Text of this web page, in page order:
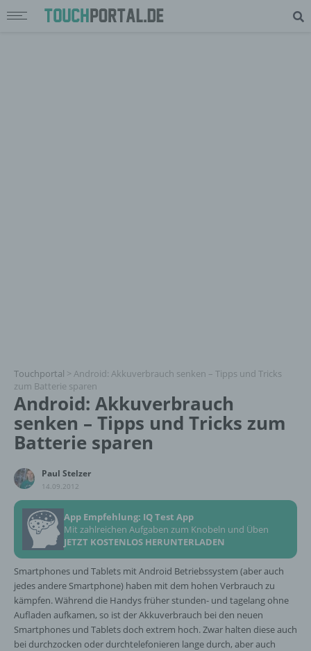
Touchportal > Android: Akkuverbrauch senken – Tipps und Tricks
zum Batterie sparen
Android: Akkuverbrauch
senken – Tipps und Tricks zum
Batterie sparen
Paul Stelzer
14.09.2012
App Empfehlung: IQ Test App
Mit zahlreichen Aufgaben zum Knobeln und Üben
JETZT KOSTENLOS HERUNTERLADEN
Smartphones und Tablets mit Android Betriebssystem (aber auch
jedes andere Smartphone) haben mit dem hohen Verbrauch zu
kämpfen. Während die Handys früher stunden- und tagelang ohne
Aufladen aufkamen, so ist der Akkuverbrauch bei den neuen
Smartphones und Tablets doch extrem hoch. Zwar halten diese auch
bei durchzocken oder durchtelefonieren lange durch, aber auch